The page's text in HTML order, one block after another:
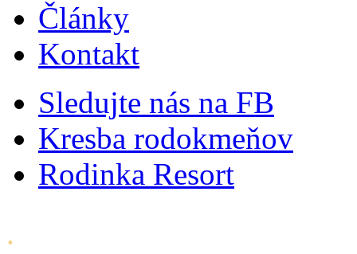
Články
Kontakt
Sledujte nás na FB
Kresba rodokmeňov
Rodinka Resort
.